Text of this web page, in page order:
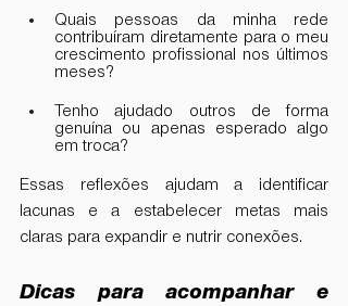
Quais pessoas da minha rede
contribuíram diretamente para o meu
crescimento profissional nos últimos
meses?
Tenho ajudado outros de forma
genuína ou apenas esperado algo
em troca?
Essas reflexões ajudam a identificar
lacunas e a estabelecer metas mais
claras para expandir e nutrir conexões.
Dicas para acompanhar e